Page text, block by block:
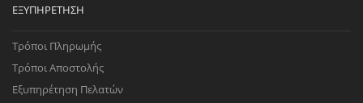
ΕΞΥΠΗΡΈΤΗΣΗ
Τρόποι Πληρωμής
Τρόποι Αποστολής
Εξυπηρέτηση Πελατών